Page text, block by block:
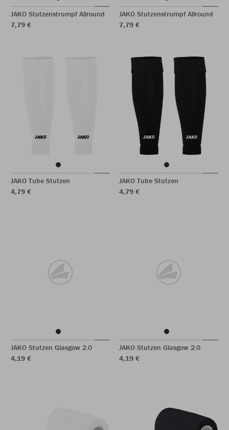
JAKO Stutzenstrumpf Allround
7,79 €
JAKO Stutzenstrumpf Allround
7,79 €
JAKO Tube Stutzen
4,79 €
JAKO Tube Stutzen
4,79 €
JAKO Stutzen Glasgow 2.0
4,19 €
JAKO Stutzen Glasgow 2.0
4,19 €